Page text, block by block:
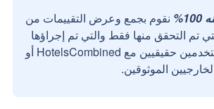
نقوم بجمع وعرض التقييمات من
تم التحقق منها فقط والتي تم إجراؤها
بواسطة مستخدمين حقيقيين مع HotelsCombined أو
الموثوقين.